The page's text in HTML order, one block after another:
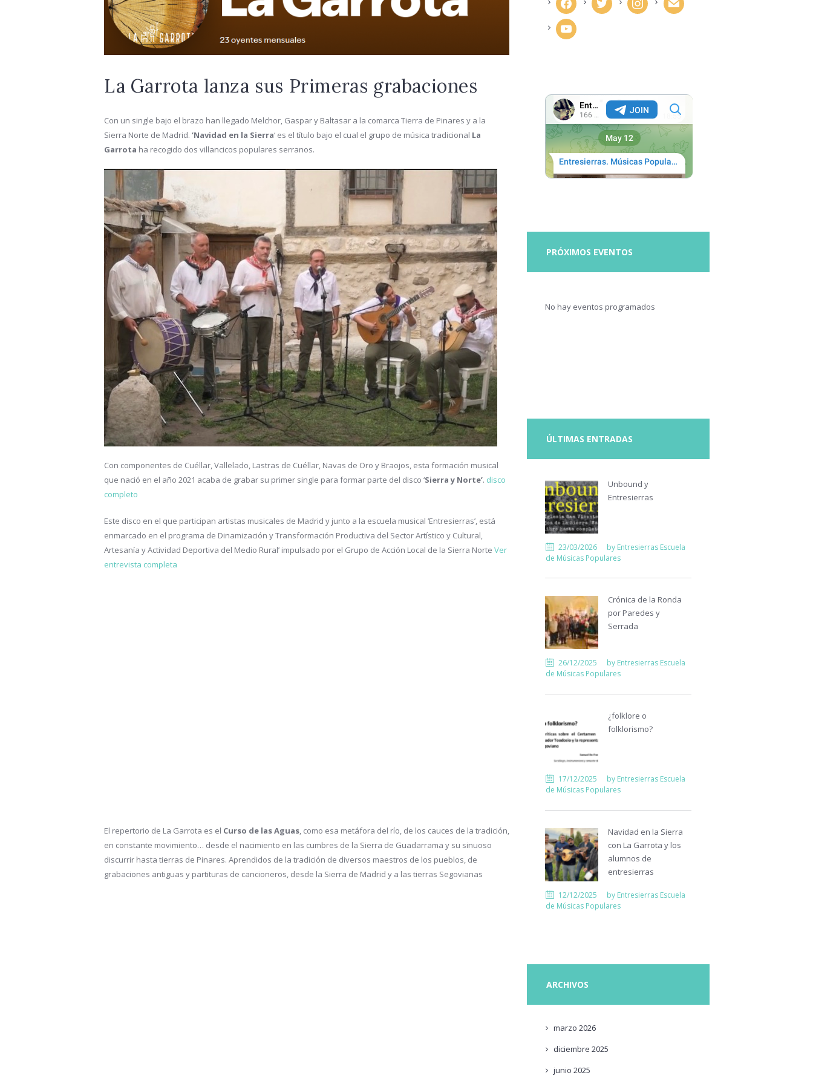
La Garrota lanza sus Primeras grabaciones
Con un single bajo el brazo han llegado Melchor, Gaspar y Baltasar a la comarca Tierra de Pinares y a la
Sierra Norte de Madrid. ‘Navidad en la Sierra‘ es el título bajo el cual el grupo de música tradicional La
Garrota ha recogido dos villancicos populares serranos.
Con componentes de Cuéllar, Vallelado, Lastras de Cuéllar, Navas de Oro y Braojos, esta formación musical
que nació en el año 2021 acaba de grabar su primer single para formar parte del disco ‘Sierra y Norte’. disco
completo
Este disco en el que participan artistas musicales de Madrid y junto a la escuela musical ‘Entresierras’, está
enmarcado en el programa de Dinamización y Transformación Productiva del Sector Artístico y Cultural,
Artesanía y Actividad Deportiva del Medio Rural’ impulsado por el Grupo de Acción Local de la Sierra Norte Ver
entrevista completa
El repertorio de La Garrota es el Curso de las Aguas, como esa metáfora del río, de los cauces de la tradición,
en constante movimiento… desde el nacimiento en las cumbres de la Sierra de Guadarrama y su sinuoso
discurrir hasta tierras de Pinares. Aprendidos de la tradición de diversos maestros de los pueblos, de
grabaciones antiguas y partituras de cancioneros, desde la Sierra de Madrid y a las tierras Segovianas
youtube
PRÓXIMOS EVENTOS
No hay eventos programados
ÚLTIMAS ENTRADAS
Unbound y
Entresierras
23/03/2026 by Entresierras Escuela
de Músicas Populares
Crónica de la Ronda
por Paredes y
Serrada
26/12/2025 by Entresierras Escuela
de Músicas Populares
¿folklore o
folklorismo?
17/12/2025 by Entresierras Escuela
de Músicas Populares
Navidad en la Sierra
con La Garrota y los
alumnos de
entresierras
12/12/2025 by Entresierras Escuela
de Músicas Populares
ARCHIVOS
marzo 2026
diciembre 2025
junio 2025